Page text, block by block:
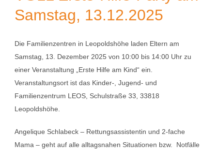
Samstag, 13.12.2025
Die Familienzentren in Leopoldshöhe laden Eltern am
Samstag, 13. Dezember 2025 von 10:00 bis 14:00 Uhr zu
einer Veranstaltung „Erste Hilfe am Kind“ ein.
Veranstaltungsort ist das Kinder-, Jugend- und
Familienzentrum LEOS, Schulstraße 33, 33818
Leopoldshöhe.
Angelique Schlabeck – Rettungsassistentin und 2-fache
Mama – geht auf alle alltagsnahen Situationen bzw. Notfälle